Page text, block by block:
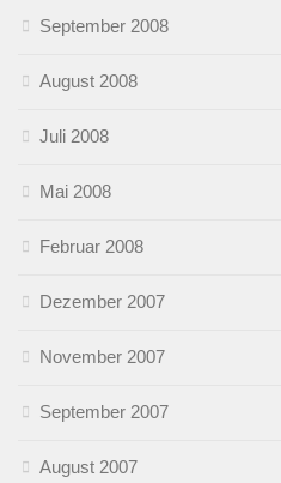
September 2008
August 2008
Juli 2008
Mai 2008
Februar 2008
Dezember 2007
November 2007
September 2007
August 2007